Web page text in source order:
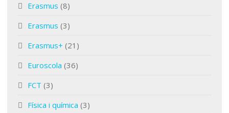
Erasmus (8)
Erasmus (3)
Erasmus+ (21)
Euroscola (36)
FCT (3)
Física i química (3)